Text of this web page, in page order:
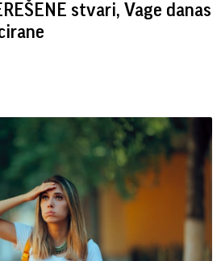
stvari, Vage danas